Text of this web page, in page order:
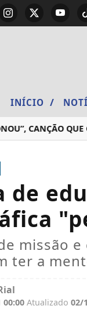
INÍCIO /
QUE
de
missão
ter a
00:00 Atualizado 02/